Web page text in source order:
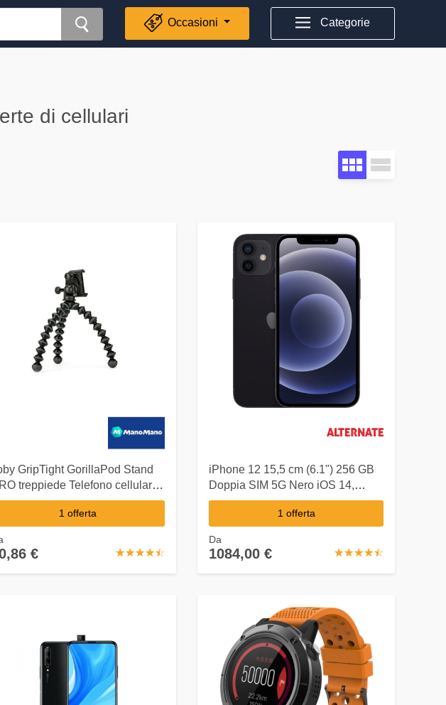
Occasioni Categorie
di cellulari
GripTight GorillaPod Stand
treppiede Telefono cellulare
gambe Nero
1 offerta
☆☆☆☆☆
★★★★★
€
iPhone 12 15,5 cm (6.1") 256 GB
Doppia SIM 5G Nero iOS 14,
Handy
1 offerta
☆☆☆☆☆
★★★★★
Da
1084,00 €